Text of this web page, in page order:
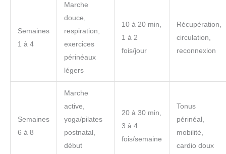
Semaines
1 à 4
Marche
douce,
respiration,
exercices
périnéaux
légers
10 à 20 min,
1 à 2
fois/jour
Récupération,
circulation,
reconnexion
Semaines
6 à 8
Marche
active,
yoga/pilates
postnatal,
début
20 à 30 min,
3 à 4
fois/semaine
Tonus
périnéal,
mobilité,
cardio doux